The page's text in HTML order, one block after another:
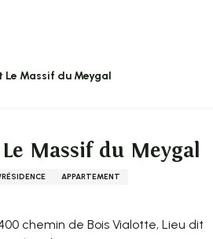
Massif du Meygal
Massif du Meygal
APPARTEMENT
chemin de Bois Vialotte, Lieu dit